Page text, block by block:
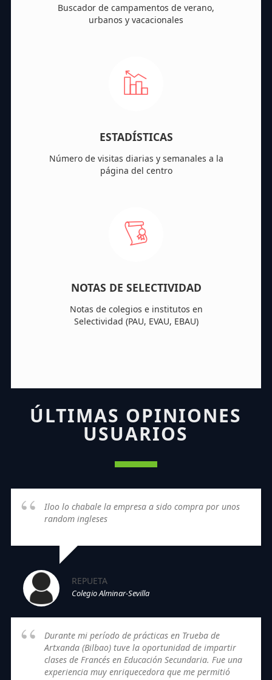
Buscador de campamentos de verano,
urbanos y vacacionales
ESTADÍSTICAS
Número de visitas diarias y semanales a la
página del centro
NOTAS DE SELECTIVIDAD
Notas de colegios e institutos en
Selectividad (PAU, EVAU, EBAU)
ÚLTIMAS OPINIONES
USUARIOS
Iloo lo chabale la empresa a sido compra por unos
random ingleses
REPUETA
Colegio Alminar-Sevilla
Durante mi período de prácticas en Trueba de
Artxanda (Bilbao) tuve la oportunidad de impartir
clases de Francés en Educación Secundaria. Fue una
experiencia muy enriquecedora que me permitió